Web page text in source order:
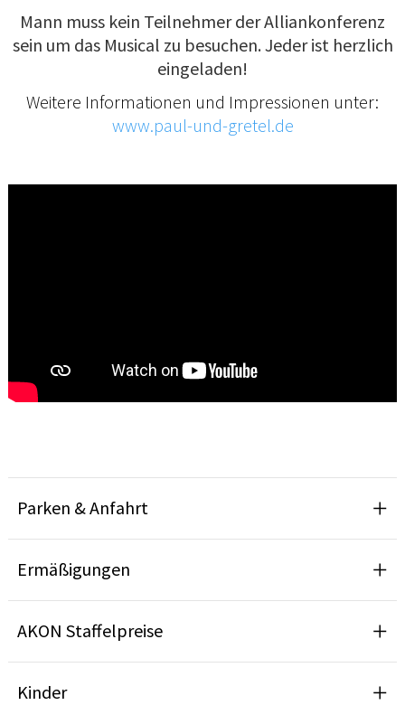
Mann muss kein Teilnehmer der Alliankonferenz
sein um das Musical zu besuchen. Jeder ist herzlich
eingeladen!
Weitere Informationen und Impressionen unter:
www.paul-und-gretel.de
Parken & Anfahrt
Ermäßigungen
AKON Staffelpreise
Kinder